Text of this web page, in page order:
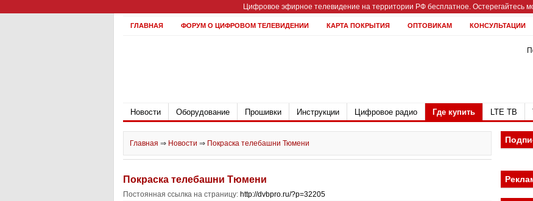
Цифровое эфирное телевидение на территории РФ бесплатное. Остерегайтесь
ГЛАВНАЯ ФОРУМ О ЦИФРОВОМ ТЕЛЕВИДЕНИИ КАРТА ПОКРЫТИЯ ОПТОВИКАМ КОНСУЛЬТАЦИИ
Новости Оборудование Прошивки Инструкции Цифровое радио Где купить LTE ТВ
Главная ⇒ Новости ⇒ Покраска телебашни Тюмени
Покраска телебашни Тюмени
Постоянная ссылка на страницу: http://dvbpro.ru/?p=32205